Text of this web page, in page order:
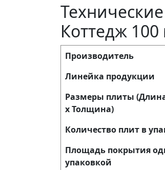
Коттедж
Производитель
Линейка продукции
Размеры плиты
х Толщина)
Количество плит в
Площадь покрытия
упаковкой